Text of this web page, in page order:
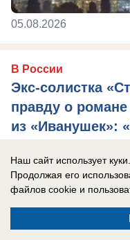
05.08.2026
В России
Экс-солистка
правду о
из «Иванушек»:
интервью.
Наш сайт использует куки.
Продолжая его
файлов cookie и